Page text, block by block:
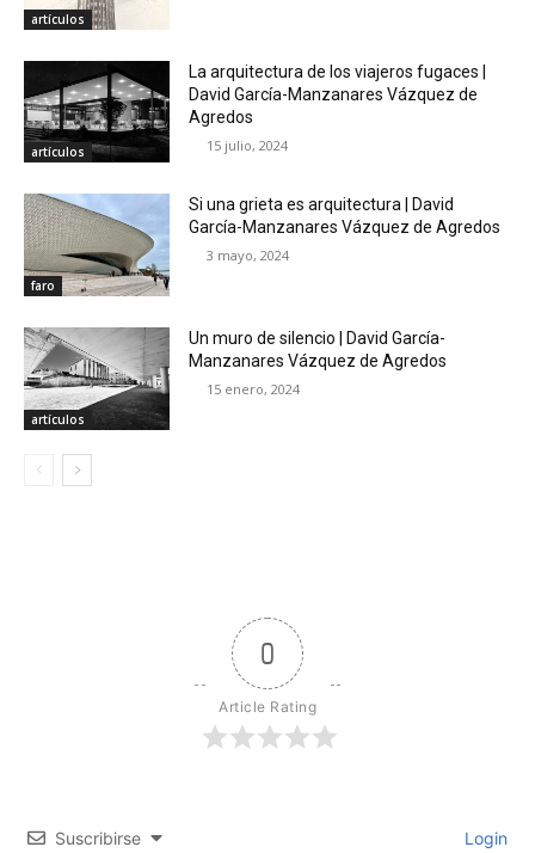
artículos
artículos
La arquitectura de los viajeros fugaces |
David García-Manzanares Vázquez de
Agredos
15 julio, 2024
faro
Si una grieta es arquitectura | David
García-Manzanares Vázquez de Agredos
3 mayo, 2024
artículos
Un muro de silencio | David García-
Manzanares Vázquez de Agredos
15 enero, 2024
0
Article Rating
Suscribirse Login